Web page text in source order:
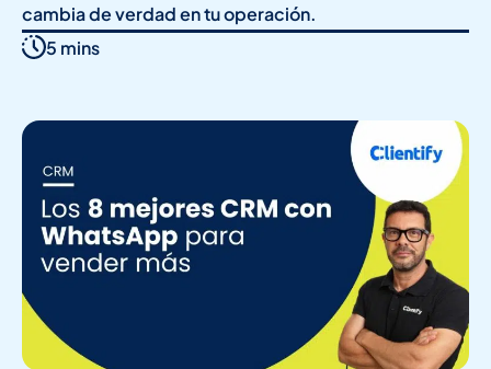
cambia de verdad en tu operación.
5 mins